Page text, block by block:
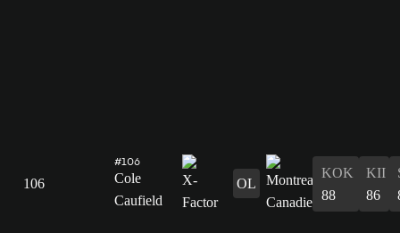
106
#106
Cole
Caufield
OL
KOK
88
KII
86